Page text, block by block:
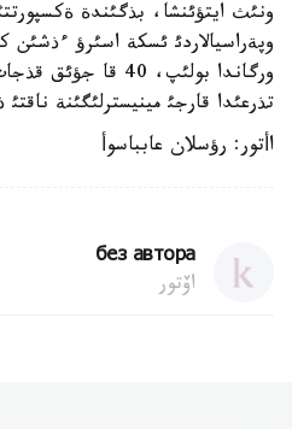
ونئث ايتؤئنشا، بذگئندة
ورگاندا بولئپ، 40
تذرعئدا قارجئ مينيسترلئگئنة
اأتور: رؤسلان عابباسوأ
без автора
اۆتور